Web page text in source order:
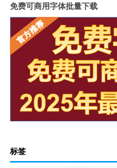
免费可商用字体批量下载
标签